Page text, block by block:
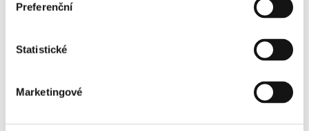
Preferenční
Statistické
Marketingové
BOLOGNA FC - AC FIORENTINA
Příplatek